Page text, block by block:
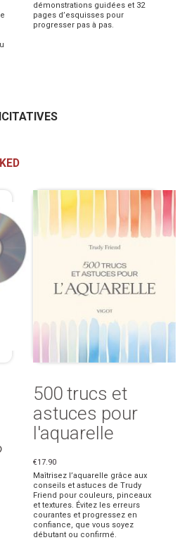
démonstrations guidées et 32
pages d’esquisses pour
progresser pas à pas.
500 trucs et
astuces pour
l'aquarelle
€17.90
Maîtrisez l’aquarelle grâce aux
conseils et astuces de Trudy
Friend pour couleurs, pinceaux
et textures. Évitez les erreurs
courantes et progressez en
confiance, que vous soyez
débutant ou confirmé.